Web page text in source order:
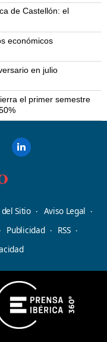
de Castellón: el
económicos
en julio
el primer semestre
Sitio
Aviso Legal
Publicidad
RSS